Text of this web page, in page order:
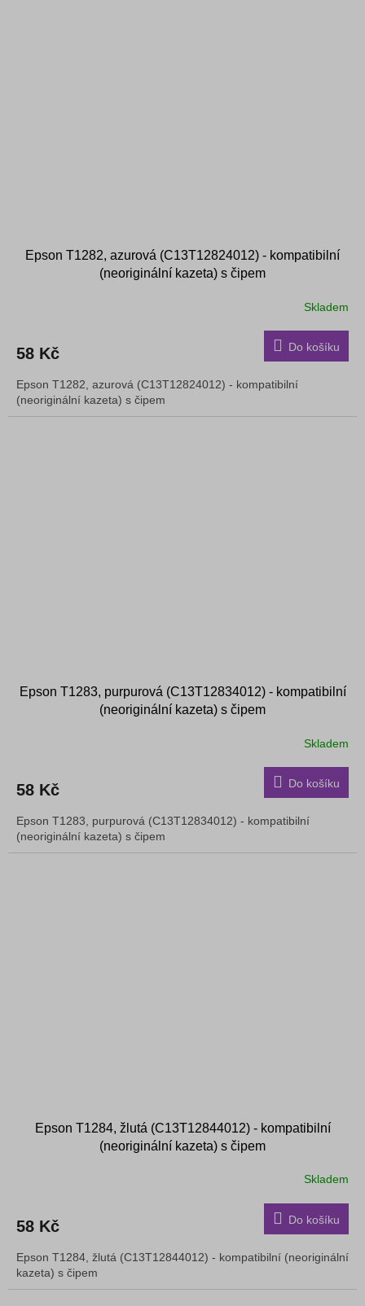
Epson T1282, azurová (C13T12824012) - kompatibilní
(neoriginální kazeta) s čipem
Skladem
58 Kč Do košíku
Epson T1282, azurová (C13T12824012) - kompatibilní
(neoriginální kazeta) s čipem
Epson T1283, purpurová (C13T12834012) - kompatibilní
(neoriginální kazeta) s čipem
Skladem
58 Kč Do košíku
Epson T1283, purpurová (C13T12834012) - kompatibilní
(neoriginální kazeta) s čipem
Epson T1284, žlutá (C13T12844012) - kompatibilní
(neoriginální kazeta) s čipem
Skladem
58 Kč Do košíku
Epson T1284, žlutá (C13T12844012) - kompatibilní (neoriginální
kazeta) s čipem